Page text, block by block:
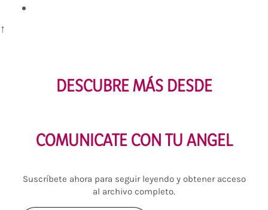
↑
DESCUBRE MÁS DESDE
COMUNICATE CON TU ANGEL
Suscríbete ahora para seguir leyendo y obtener acceso
al archivo completo.